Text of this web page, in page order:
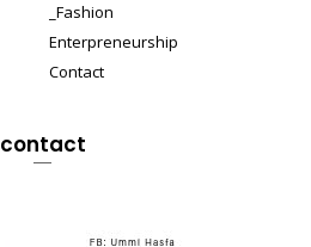
_Fashion
Enterpreneurship
Contact
contact